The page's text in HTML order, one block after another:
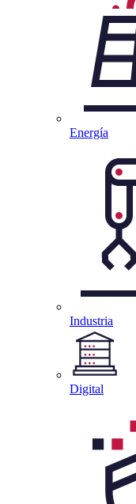
Energía
Industria
Digital